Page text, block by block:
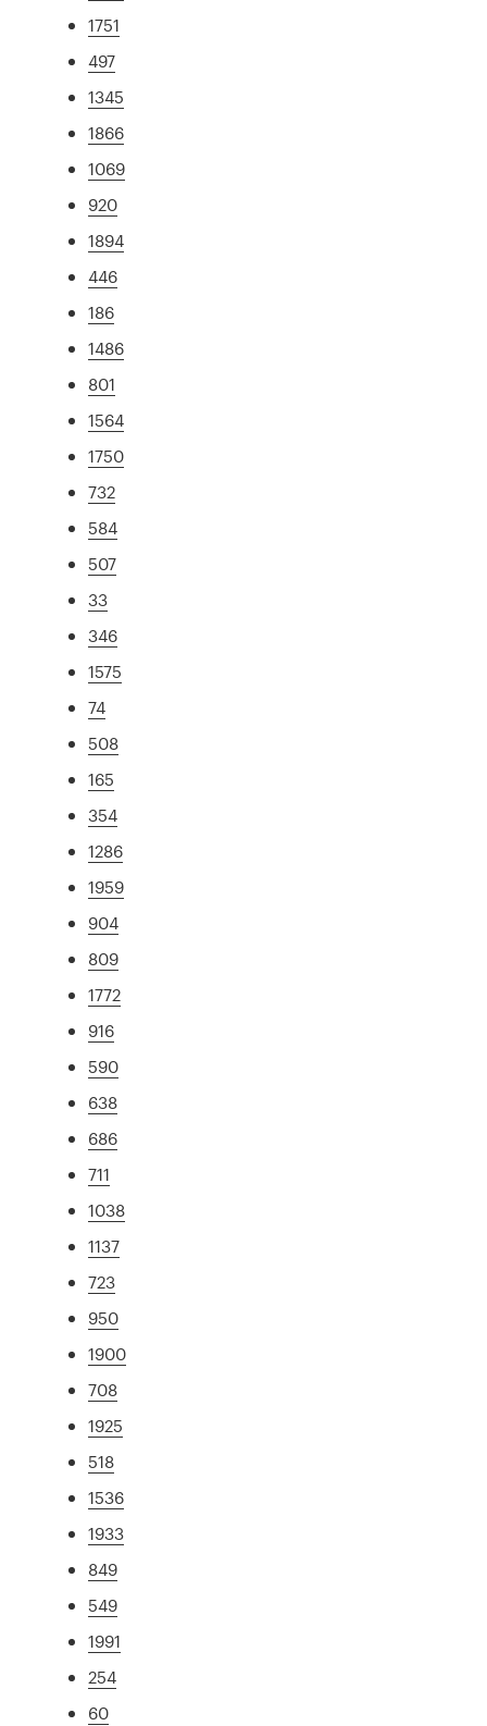
1751
497
1345
1866
1069
920
1894
446
186
1486
801
1564
1750
732
584
507
33
346
1575
74
508
165
354
1286
1959
904
809
1772
916
590
638
686
711
1038
1137
723
950
1900
708
1925
518
1536
1933
849
549
1991
254
60